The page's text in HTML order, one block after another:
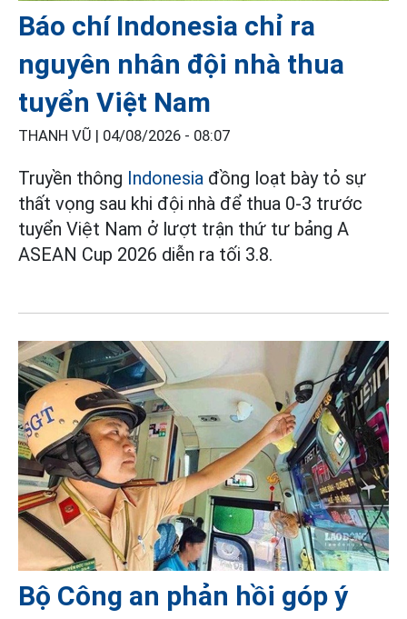
Báo chí Indonesia chỉ ra
nguyên nhân đội nhà thua
tuyển Việt Nam
THANH VŨ | 04/08/2026 - 08:07
Truyền thông Indonesia đồng loạt bày tỏ sự
thất vọng sau khi đội nhà để thua 0-3 trước
tuyển Việt Nam ở lượt trận thứ tư bảng A
ASEAN Cup 2026 diễn ra tối 3.8.
Bộ Công an phản hồi góp ý